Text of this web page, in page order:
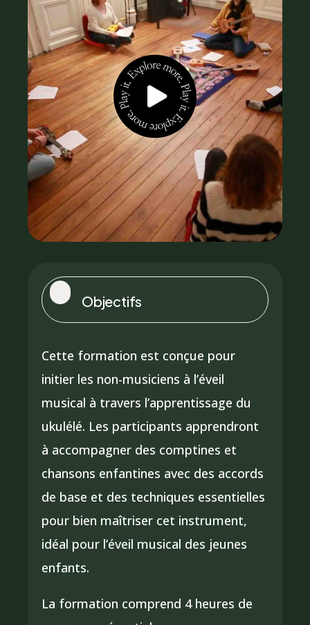
Objectifs
Cette formation est conçue pour
initier les non-musiciens à l’éveil
musical à travers l’apprentissage du
ukulélé. Les participants apprendront
à accompagner des comptines et
chansons enfantines avec des accords
de base et des techniques essentielles
pour bien maîtriser cet instrument,
idéal pour l’éveil musical des jeunes
enfants.
La formation comprend 4 heures de